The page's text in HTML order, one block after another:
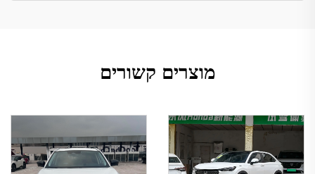
מוצרים קשורים